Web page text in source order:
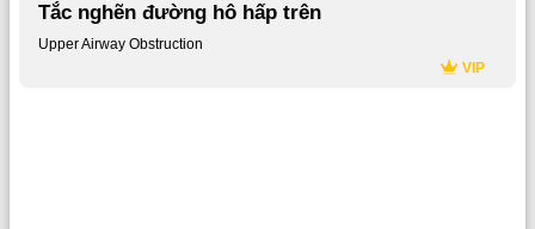
Tắc nghẽn đường hô hấp trên
Upper Airway Obstruction
VIP